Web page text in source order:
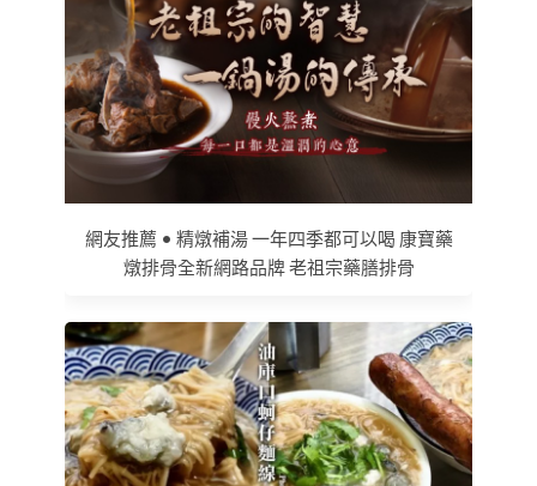
網友推薦 • 精燉補湯 一年四季都可以喝 康寶藥
燉排骨全新網路品牌 老祖宗藥膳排骨